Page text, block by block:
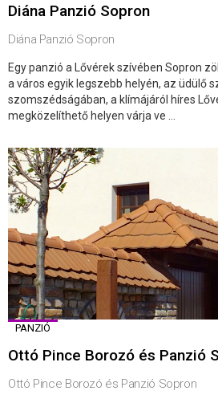
Diána Panzió Sopron
Diána Panzió Sopron
Egy panzió a Lővérek szívében Sopron
a város egyik legszebb helyén, az üdülő
szomszédságában, a klímájáról híres
megközelíthető helyen várja ve ...
PANZIÓ
Ottó Pince Borozó és Panzió
Ottó Pince Borozó és Panzió Sopron